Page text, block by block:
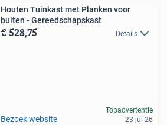
Houten Tuinkast met Planken voor
buiten - Gereedschapskast
€ 528,75 Details
Bezoek website
Topadvertentie
23 jul 26